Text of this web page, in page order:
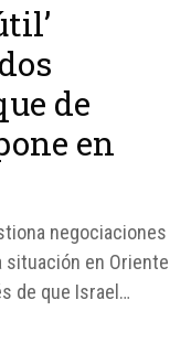
de
en
negociaciones
situación en Oriente
de que Israel
a cuestionar la